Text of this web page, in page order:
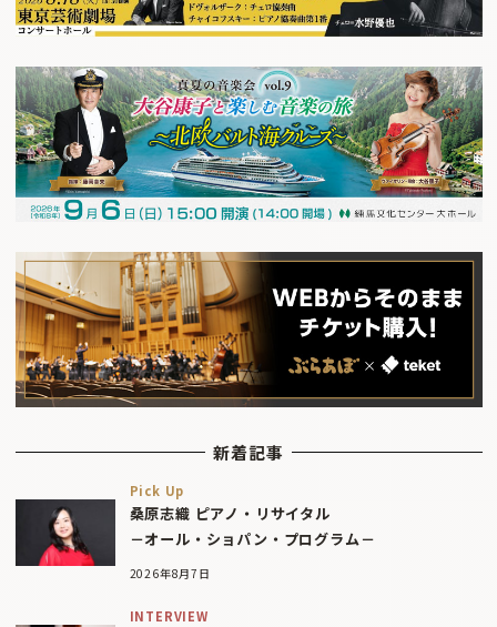
新着記事
Pick Up
桑原志織 ピアノ・リサイタル
－オール・ショパン・プログラム－
2026年8月7日
INTERVIEW